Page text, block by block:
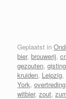
Geplaatst in
bier, brouwerij,
gezouten, gisting
kruiden, Leipzig,
York, overtreding
witbier, zout,